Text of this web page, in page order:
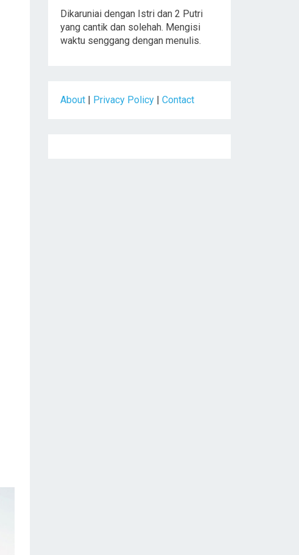
Dikaruniai dengan Istri dan 2 Putri
yang cantik dan solehah. Mengisi
waktu senggang dengan menulis.
About Privacy Policy Contact